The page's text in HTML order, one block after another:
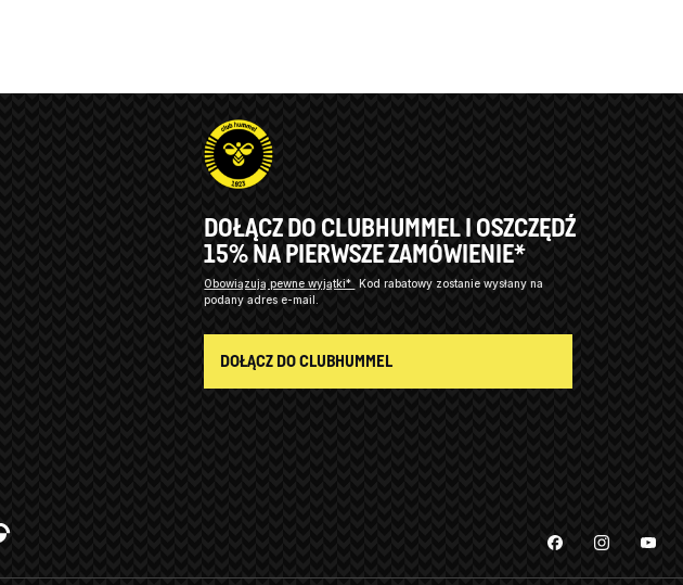
DOŁĄCZ DO CLUBHUMMEL I OSZCZĘDŹ
15% NA PIERWSZE ZAMÓWIENIE*
Obowiązują pewne wyjątki* Kod rabatowy zostanie wysłany na
podany adres e-mail.
DOŁĄCZ DO CLUBHUMMEL